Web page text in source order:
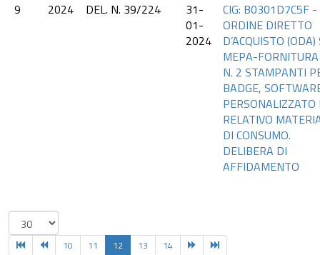
9
2024 DEL. N. 39/224
31-
01-
2024
CIG: B0301D7C5F -
ORDINE DIRETTO
D’ACQUISTO (ODA)
MEPA-
N. 2 STAMPANTI
BADGE,
PERSONALIZZATO
RELATIVO
DI CONSUMO.
DELIBERA DI
AFFIDAMENTO
10 11 12 13 14